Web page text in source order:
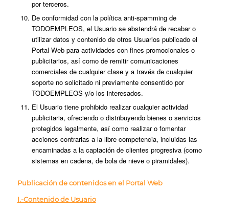
por terceros.
De conformidad con la política anti-spamming de
TODOEMPLEOS, el Usuario se abstendrá de recabar o
utilizar datos y contenido de otros Usuarios publicado el
Portal Web para actividades con fines promocionales o
publicitarios, así como de remitir comunicaciones
comerciales de cualquier clase y a través de cualquier
soporte no solicitado ni previamente consentido por
TODOEMPLEOS y/o los interesados.
El Usuario tiene prohibido realizar cualquier actividad
publicitaria, ofreciendo o distribuyendo bienes o servicios
protegidos legalmente, así como realizar o fomentar
acciones contrarias a la libre competencia, incluidas las
encaminadas a la captación de clientes progresiva (como
sistemas en cadena, de bola de nieve o piramidales).
Publicación de contenidos en el Portal Web
I.-Contenido de Usuario